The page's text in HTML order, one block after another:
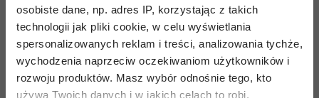
osobiste dane, np. adres IP, korzystając z takich
technologii jak pliki cookie, w celu wyświetlania
spersonalizowanych reklam i treści, analizowania tychże,
wychodzenia naprzeciw oczekiwaniom użytkowników i
rozwoju produktów. Masz wybór odnośnie tego, kto
używa Twoich danych i w jakich celach to robi.